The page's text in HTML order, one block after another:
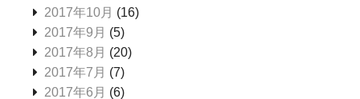
2017年10月 (16)
2017年9月 (5)
2017年8月 (20)
2017年7月 (7)
2017年6月 (6)